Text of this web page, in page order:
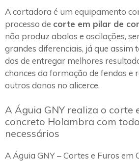
A cortadora é um equipamento
processo de corte em pilar de
não produz abalos e oscilações,
grandes diferenciais, já que assim
dos de entregar melhores
chances da formação de fendas e
outros danos no alicerce.
A Águia GNY realiza o corte
concreto Holambra com
necessários
A Águia GNY – Cortes e Furos em